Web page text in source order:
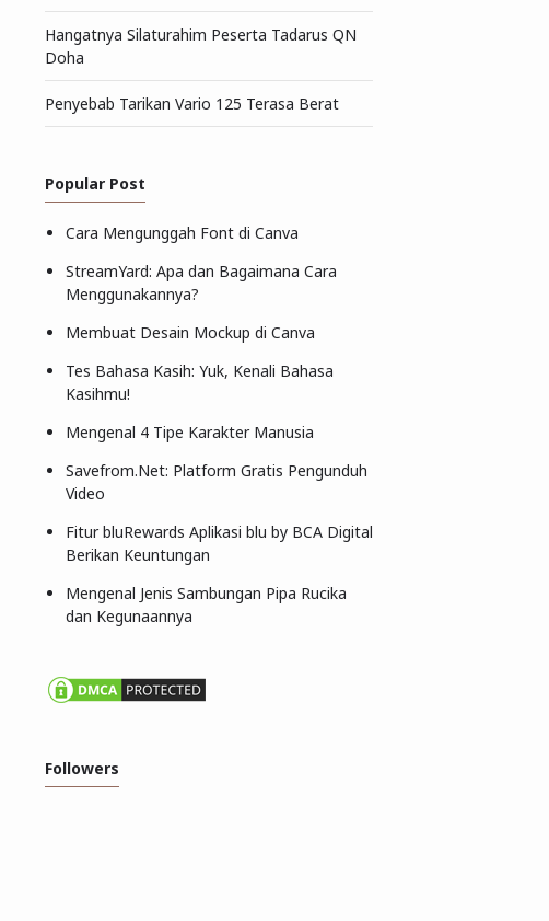
Hangatnya Silaturahim Peserta Tadarus QN
Doha
Penyebab Tarikan Vario 125 Terasa Berat
Popular Post
Cara Mengunggah Font di Canva
StreamYard: Apa dan Bagaimana Cara
Menggunakannya?
Membuat Desain Mockup di Canva
Tes Bahasa Kasih: Yuk, Kenali Bahasa
Kasihmu!
Mengenal 4 Tipe Karakter Manusia
Savefrom.Net: Platform Gratis Pengunduh
Video
Fitur bluRewards Aplikasi blu by BCA Digital
Berikan Keuntungan
Mengenal Jenis Sambungan Pipa Rucika
dan Kegunaannya
Followers